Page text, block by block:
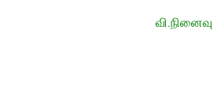
வி.நினைவு